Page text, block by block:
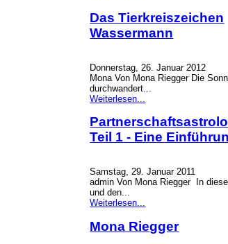
Das Tierkreiszeichen
Wassermann
Donnerstag, 26. Januar 2012
Mona Von Mona Riegger Die
durchwandert...
Weiterlesen...
Teil 1 - Eine
Samstag, 29. Januar 2011
admin Von Mona Riegger In
und den...
Weiterlesen...
Mona Riegger